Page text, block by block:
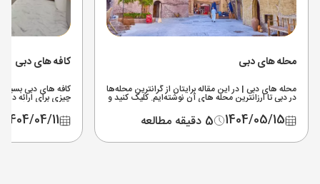
محله های دبی
محله های دبی | در این مقاله برایتان از گرانترین محله‌ها
در دبی تا ارزانترین محله های آن نوشته‌ایم. کلیک کنید و
دبی را مثل کف دستتان بشناسید.
1404/05/15 5 دقیقه مطالعه
کافه های دبی
کافه های دبی
چیزی برای ارائه
های دبی را با
1404/04/11